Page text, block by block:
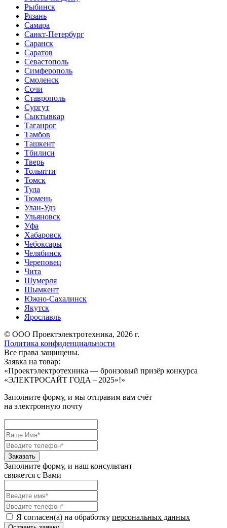
Рыбинск
Рязань
Самара
Санкт-Петербург
Саранск
Саратов
Севастополь
Симферополь
Смоленск
Сочи
Ставрополь
Сургут
Сыктывкар
Таганрог
Тамбов
Ташкент
Тбилиси
Тверь
Тольятти
Томск
Тула
Тюмень
Улан-Удэ
Ульяновск
Уфа
Хабаровск
Чебоксары
Челябинск
Череповец
Чита
Шумерля
Шымкент
Южно-Сахалинск
Якутск
Ярославль
© ООО Проектэлектротехника, 2026 г.
Политика конфиденциальности
Все права защищены.
Заявка на товар:
«Проектэлектротехника — бронзовый призёр конкурса
«ЭЛЕКТРОСАЙТ ГОДА – 2025»!»
Заполните форму, и мы отправим вам счёт
на электронную почту
Заполните форму, и наш консультант
свяжется с Вами
Я согласен(а) на обработку персональных данных